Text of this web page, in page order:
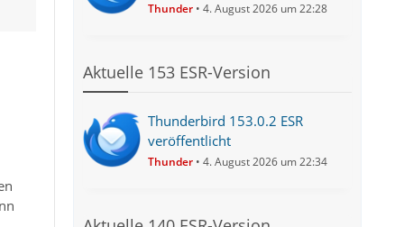
Thunder 4. August 2026 um 22:28
Aktuelle 153 ESR-Version
Thunderbird 153.0.2 ESR
veröffentlicht
Thunder 4. August 2026 um 22:34